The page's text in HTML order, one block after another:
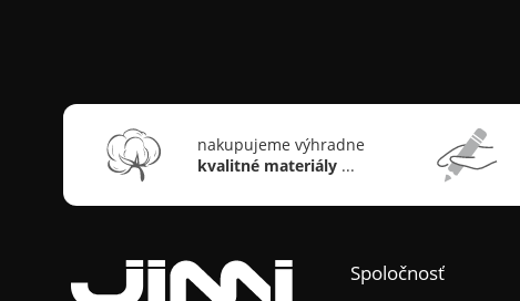
Spoločnosť
nakupujeme výhradne
kvalitné materiály ...